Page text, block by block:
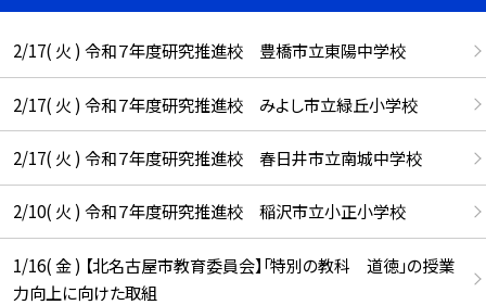
2/17( 火 ) 令和７年度研究推進校 豊橋市立東陽中学校
2/17( 火 ) 令和７年度研究推進校 みよし市立緑丘小学校
2/17( 火 ) 令和７年度研究推進校 春日井市立南城中学校
2/10( 火 ) 令和７年度研究推進校 稲沢市立小正小学校
1/16( 金 ) 【北名古屋市教育委員会】「特別の教科 道徳」の授業
力向上に向けた取組